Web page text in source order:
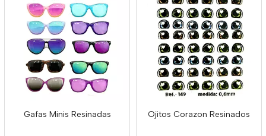
Gafas Minis Resinadas Ojitos Corazon Resinados